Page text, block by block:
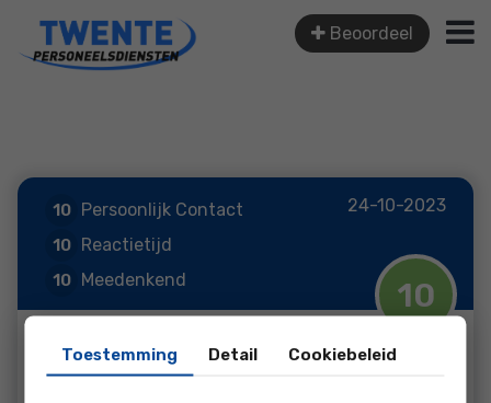
Beoordeel
24-10-2023
10
10 Persoonlijk Contact
10 Reactietijd
10 Meedenkend
10 Service
Prijs
Toestemming Detail Cookiebeleid